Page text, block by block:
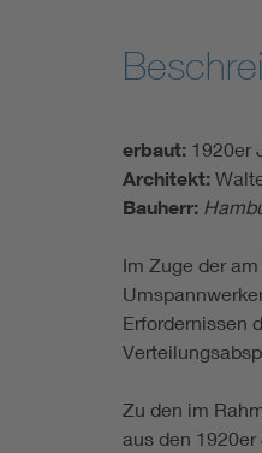
erbaut: 1920er
Architekt:
Bauherr:
Im Zuge der
Erfordernissen
Zu den im
aus den